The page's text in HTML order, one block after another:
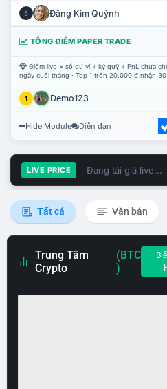
5 Đặng Kim Quỳnh
TỔNG ĐIỂM PAPER TRADE
Điểm live = số dư ví + ký quỹ + PnL chưa
ngày cuối tháng · Top 1 trên 20.000 đ nhận 30
1 Demo123
Hide Module Diễn đàn
LIVE PRICE Đang tải giá live...
Tất cả Văn bản
Trung Tâm
Crypto
(BTC
)